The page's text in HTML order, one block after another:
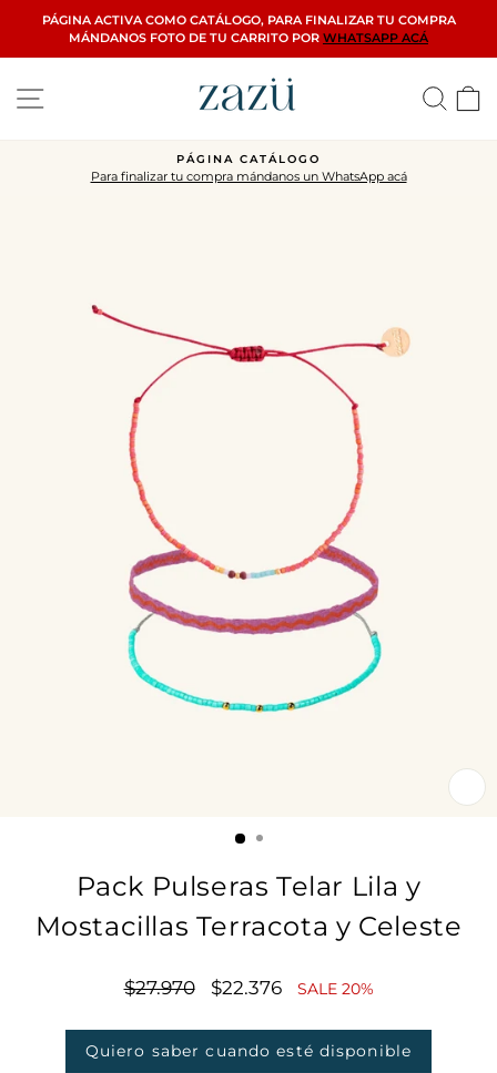
directamente
al
PÁGINA ACTIVA COMO CATÁLOGO, PARA FINALIZAR TU COMPRA
MÁNDANOS FOTO DE TU CARRITO POR WHATSAPP ACÁ
diapositivas
SEGUIMOS CON ENVIOS
3 veces a la semana
Pack Pulseras Telar Lila y
Mostacillas Terracota y Celeste
Precio
$27.970
Precio
oferta
$22.376 SALE 20%
Quiero saber cuando esté disponible